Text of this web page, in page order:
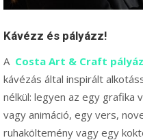
Kávézz és pályázz!
A Costa Art & Craft
kávézás által inspirált
nélkül: legyen az egy
vagy animáció, egy vers,
ruhaköltemény vagy egy